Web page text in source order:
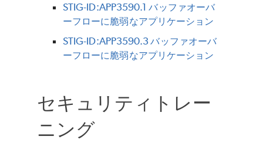
STIG-ID:APP3590.1 バッファオーバ
ーフローに脆弱なアプリケーション
STIG-ID:APP3590.3 バッファオーバ
ーフローに脆弱なアプリケーション
セキュリティトレー
ニング